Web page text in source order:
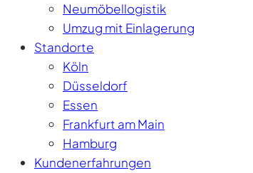
Neumöbellogistik
Umzug mit Einlagerung
Standorte
Köln
Düsseldorf
Essen
Frankfurt am Main
Hamburg
Kundenerfahrungen